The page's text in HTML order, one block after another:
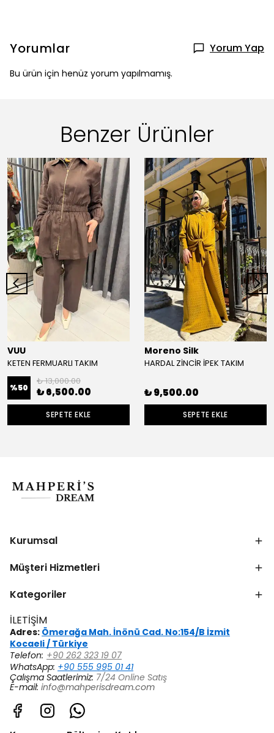
Yorumlar Yorum Yap
Bu ürün için henüz yorum yapılmamış.
Benzer Ürünler
VUU
KETEN FERMUARLI TAKIM
%50
₺ 13,000.00
₺ 6,500.00
SEPETE EKLE
Moreno Silk
HARDAL ZİNCİR İPEK TAKIM
₺ 9,500.00
SEPETE EKLE
Kurumsal
Müşteri Hizmetleri
Kategoriler
İLETİŞİM
Adres: Ömerağa Mah. İnönü Cad. No:154/B İzmit
Kocaeli / Türkiye
Telefon: +90 262 323 19 07
WhatsApp: +90 555 995 01 41
Çalışma Saatlerimiz: 7/24 Online Satış
E-mail: info@mahperisdream.com